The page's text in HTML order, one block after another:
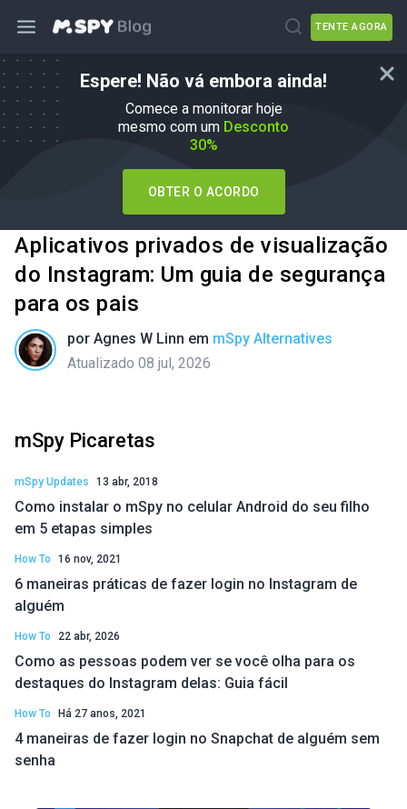
TENTE AGORA
Espere! Não vá embora ainda!
Comece a monitorar hoje
mesmo com um Desconto
30%
OBTER O ACORDO
Aplicativos privados de visualização
do Instagram: Um guia de segurança
para os pais
por Agnes W Linn em mSpy Alternatives
Atualizado 08 jul, 2026
mSpy Picaretas
mSpy Updates 13 abr, 2018
Como instalar o mSpy no celular Android do seu filho
em 5 etapas simples
How To 16 nov, 2021
6 maneiras práticas de fazer login no Instagram de
alguém
How To 22 abr, 2026
Como as pessoas podem ver se você olha para os
destaques do Instagram delas: Guia fácil
How To Há 27 anos, 2021
4 maneiras de fazer login no Snapchat de alguém sem
senha